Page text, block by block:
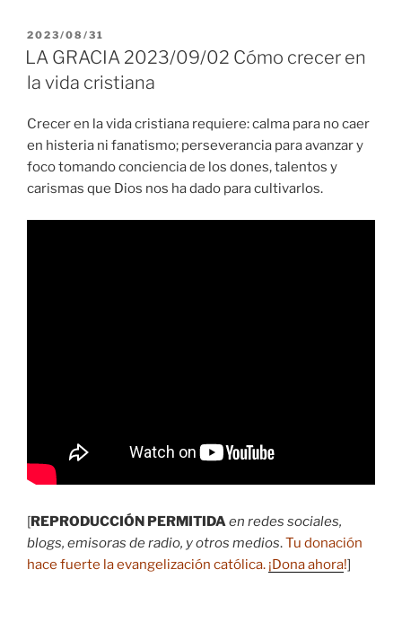
PUBLICADO
EL
2023/08/31
LA GRACIA 2023/09/02 Cómo crecer en
la vida cristiana
Crecer en la vida cristiana requiere: calma para no caer
en histeria ni fanatismo; perseverancia para avanzar y
foco tomando conciencia de los dones, talentos y
carismas que Dios nos ha dado para cultivarlos.
[REPRODUCCIÓN PERMITIDAen redes sociales,
blogs, emisoras de radio, y otros medios.Tu donación
hace fuerte la evangelización católica. ¡Dona ahora!]